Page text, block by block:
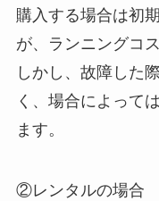
購入する場合は初
が、ランニングコ
しかし、故障した
く、場合によって
ます。
②レンタルの場合